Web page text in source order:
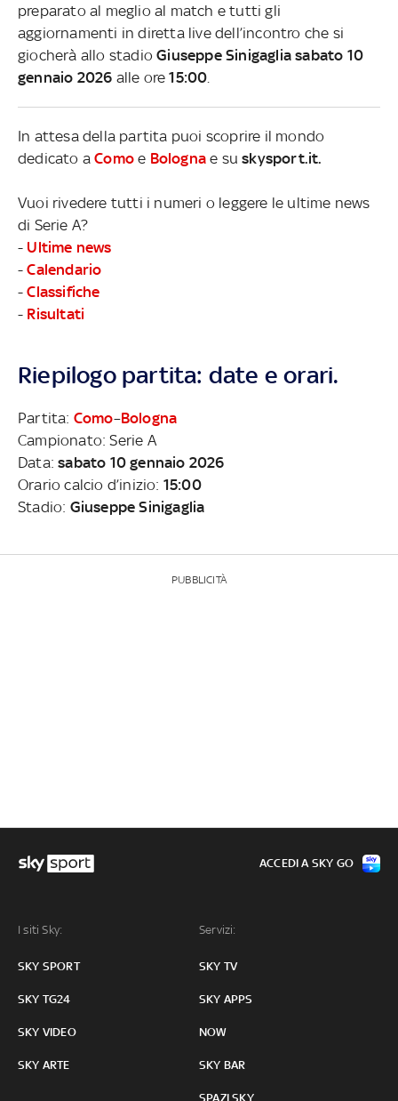
preparato al meglio al match e tutti gli
aggiornamenti in diretta live dell’incontro che si
giocherà allo stadioGiuseppe Sinigaglia sabato 10
gennaio 2026 alle ore15:00
In attesa della partita puoi scoprire il mondo
dedicato aComo e Bologna e suskysport.it.
Vuoi rivedere tutti i numeri o leggere le ultime news
di Serie A?
- Ultime news
-Calendario
-Classifiche
- Risultati
Riepilogo partita: date e orari.
Partita: Como–Bologna
Campionato: Serie A
Data:sabato 10 gennaio 2026
Orario calcio d’inizio: 15:00
Stadio: Giuseppe Sinigaglia
PUBBLICITÀ
I siti Sky:
SKY SPORT
SKY TG24
SKY VIDEO
SKY ARTE
Servizi:
SKY TV
SKY APPS
NOW
SKY BAR
SPAZI SKY
ACCEDI A SKY GO